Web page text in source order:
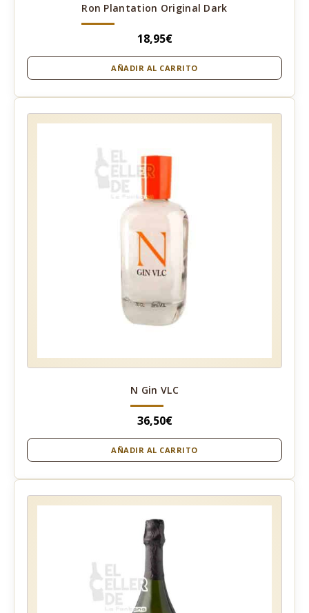
Ron Plantation Original Dark
18,95€
AÑADIR AL CARRITO
N Gin VLC
36,50€
AÑADIR AL CARRITO